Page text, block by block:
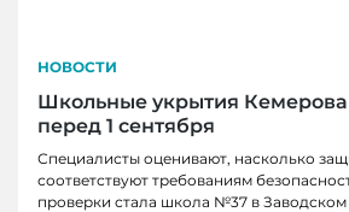
НОВОСТИ
Школьные укрытия
перед 1 сентября
Специалисты оценивают, насколько
соответствуют требованиям
проверки стала школа №37 в Заводском